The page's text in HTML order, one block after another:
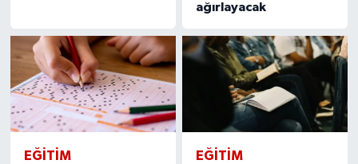
ağırlayacak
EĞITIM EĞITIM